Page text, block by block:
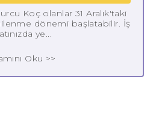
Koç olanlar 31 Aralık'taki
dönemi başlatabilir. İş
ye...
Oku >>